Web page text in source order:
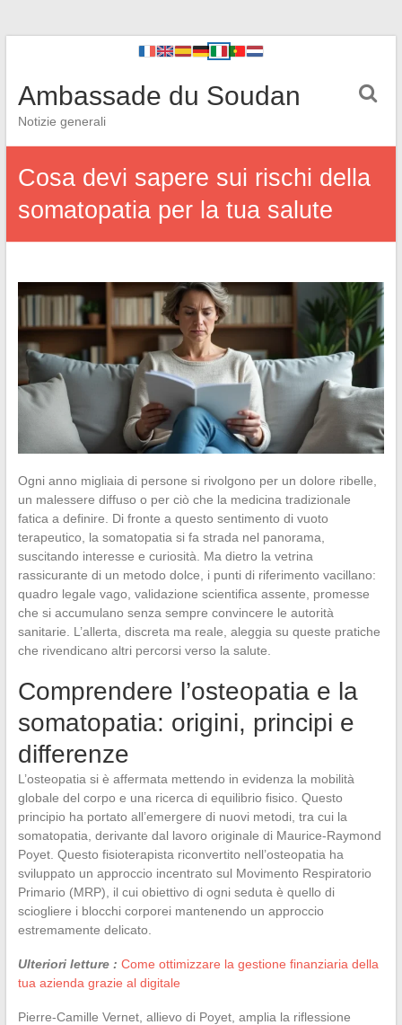
Ambassade du Soudan
Notizie generali
Cosa devi sapere sui rischi della
somatopatia per la tua salute
Ogni anno migliaia di persone si rivolgono per un dolore ribelle,
un malessere diffuso o per ciò che la medicina tradizionale
fatica a definire. Di fronte a questo sentimento di vuoto
terapeutico, la somatopatia si fa strada nel panorama,
suscitando interesse e curiosità. Ma dietro la vetrina
rassicurante di un metodo dolce, i punti di riferimento vacillano:
quadro legale vago, validazione scientifica assente, promesse
che si accumulano senza sempre convincere le autorità
sanitarie. L’allerta, discreta ma reale, aleggia su queste pratiche
che rivendicano altri percorsi verso la salute.
Comprendere l’osteopatia e la
somatopatia: origini, principi e
differenze
L’osteopatia si è affermata mettendo in evidenza la mobilità
globale del corpo e una ricerca di equilibrio fisico. Questo
principio ha portato all’emergere di nuovi metodi, tra cui la
somatopatia, derivante dal lavoro originale di Maurice-Raymond
Poyet. Questo fisioterapista riconvertito nell’osteopatia ha
sviluppato un approccio incentrato sul Movimento Respiratorio
Primario (MRP), il cui obiettivo di ogni seduta è quello di
sciogliere i blocchi corporei mantenendo un approccio
estremamente delicato.
Ulteriori letture : Come ottimizzare la gestione finanziaria della
tua azienda grazie al digitale
Pierre-Camille Vernet, allievo di Poyet, amplia la riflessione